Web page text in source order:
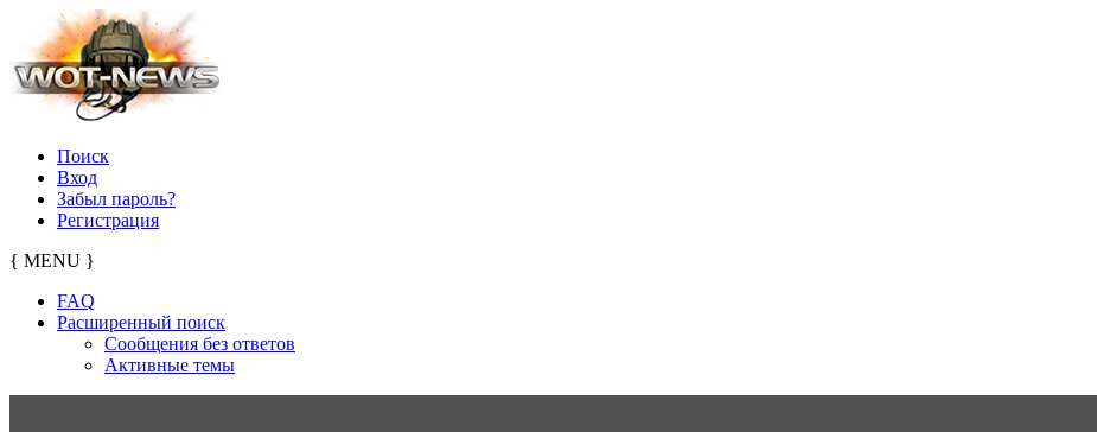
Поиск
Вход
Забыл пароль?
Регистрация
{ MENU }
FAQ
Расширенный поиск
Сообщения без ответов
Активные темы